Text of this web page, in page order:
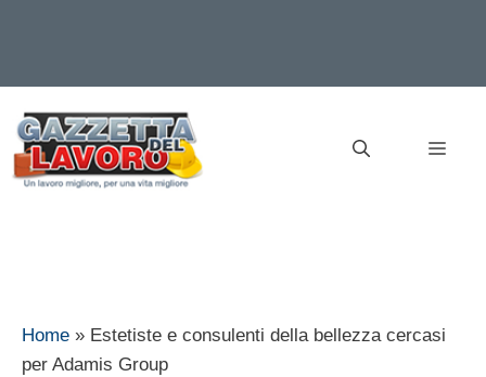
contenuto
Home » Estetiste e consulenti della bellezza cercasi
per Adamis Group